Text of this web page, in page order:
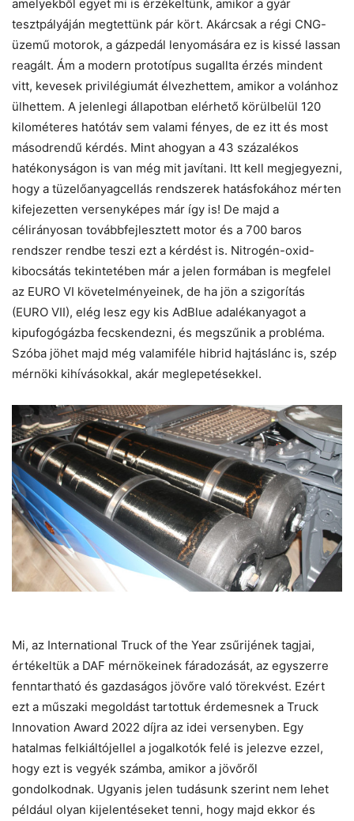
amelyekből egyet mi is érzékeltünk, amikor a gyár
tesztpályáján megtettünk pár kört. Akárcsak a régi CNG-
üzemű motorok, a gázpedál lenyomására ez is kissé lassan
reagált. Ám a modern prototípus sugallta érzés mindent
vitt, kevesek privilégiumát élvezhettem, amikor a volánhoz
ülhettem. A jelenlegi állapotban elérhető körülbelül 120
kilométeres hatótáv sem valami fényes, de ez itt és most
másodrendű kérdés. Mint ahogyan a 43 százalékos
hatékonyságon is van még mit javítani. Itt kell megjegyezni,
hogy a tüzelőanyagcellás rendszerek hatásfokához mérten
kifejezetten versenyképes már így is! De majd a
célirányosan továbbfejlesztett motor és a 700 baros
rendszer rendbe teszi ezt a kérdést is. Nitrogén-oxid-
kibocsátás tekintetében már a jelen formában is megfelel
az EURO VI követelményeinek, de ha jön a szigorítás
(EURO VII), elég lesz egy kis AdBlue adalékanyagot a
kipufogógázba fecskendezni, és megszűnik a probléma.
Szóba jöhet majd még valamiféle hibrid hajtáslánc is, szép
mérnöki kihívásokkal, akár meglepetésekkel.
Mi, az International Truck of the Year zsűrijének tagjai,
értékeltük a DAF mérnökeinek fáradozását, az egyszerre
fenntartható és gazdaságos jövőre való törekvést. Ezért
ezt a műszaki megoldást tartottuk érdemesnek a Truck
Innovation Award 2022 díjra az idei versenyben. Egy
hatalmas felkiáltójellel a jogalkotók felé is jelezve ezzel,
hogy ezt is vegyék számba, amikor a jövőről
gondolkodnak. Ugyanis jelen tudásunk szerint nem lehet
például olyan kijelentéseket tenni, hogy majd ekkor és